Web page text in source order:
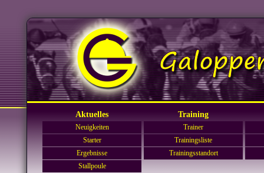
Aktuelles Training
Neuigkeiten
Starter
Ergebnisse
Stallpoule
Trainer
Trainingsliste
Trainingsstandort